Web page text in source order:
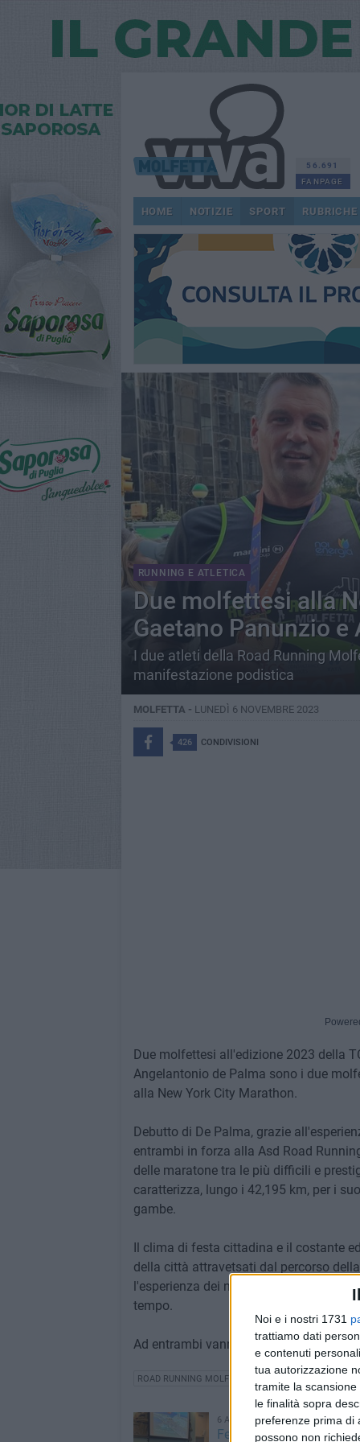
Noi e i nostri 1731
trattiamo dati
e contenuti
tua autorizzazione
tramite la
le finalità sopra
preferenze prima di
possono non
56.691
FANPAGE
HOME NOTIZIE SPORT RUBRICHE
RUNNING E ATLETICA
Due molfettesi alla
Gaetano Panunzio
I due atleti della Road Running
manifestazione podistica
MOLFETTA - LUNEDÌ 6 NOVEMBRE 2023
426 CONDIVISIONI
Due molfettesi all'edizione 2023 della
Angelantonio de Palma sono i due
alla New York City Marathon.
Debutto di De Palma, grazie
entrambi in forza alla Asd Road
delle maratone tra le più difficili e
caratterizza, lungo i 42,195 km, per i
gambe.
Il clima di festa cittadina e il costante
della città attravetsati dal percorso
l'esperienza dei nostri rappresentanti
tempo.
Ad entrambi vanno le nostre
ROAD RUNNING MOLFETTA
6 AGOSTO 2026
Festa Patronale 2026,